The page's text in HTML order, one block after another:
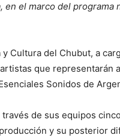
el marco del programa
Cultura del Chubut, a
que representarán
Sonidos de
de sus equipos
y su posterior